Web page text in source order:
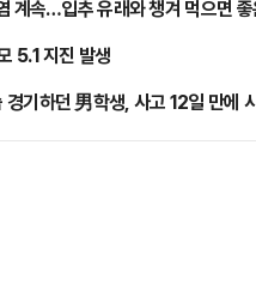
계속…입추 유래와 챙겨 먹으면
5.1 지진 발생
기하던 男학생, 사고 12일 만에